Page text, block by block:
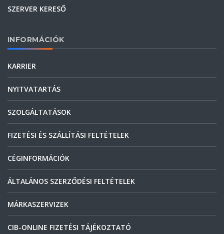
SZERVER KERESŐ
INFORMÁCIÓK
KARRIER
NYITVATARTÁS
SZOLGÁLTATÁSOK
FIZETÉSI ÉS SZÁLLÍTÁSI FELTÉTELEK
CÉGINFORMÁCIÓK
ÁLTALÁNOS SZERZŐDÉSI FELTÉTELEK
MÁRKASZERVIZEK
CIB-ONLINE FIZETÉSI TÁJÉKOZTATÓ